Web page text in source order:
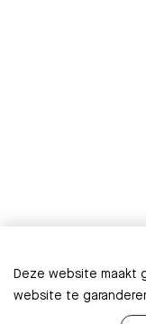
Deze website maakt
website te